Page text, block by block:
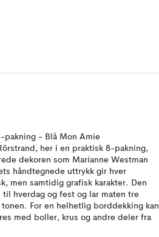
pakning - Blå Mon Amie
her i en praktisk 8-pakning,
dekoren som Marianne Westman
håndtegnede uttrykk gir hver
men samtidig grafisk karakter. Den
hverdag og fest og lar maten tre
For en helhetlig borddekking kan
med boller, krus og andre deler fra